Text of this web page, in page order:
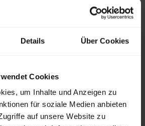
Details Über Cookies
Cookies
um Inhalte und Anzeigen zu
für soziale Medien anbieten
auf unsere Website zu